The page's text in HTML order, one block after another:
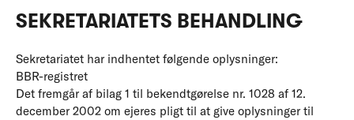
SEKRETARIATETS BEHANDLING
Sekretariatet har indhentet følgende oplysninger:
BBR-registret
Det fremgår af bilag 1 til bekendtgørelse nr. 1028 af 12.
december 2002 om ejeres pligt til at give oplysninger til